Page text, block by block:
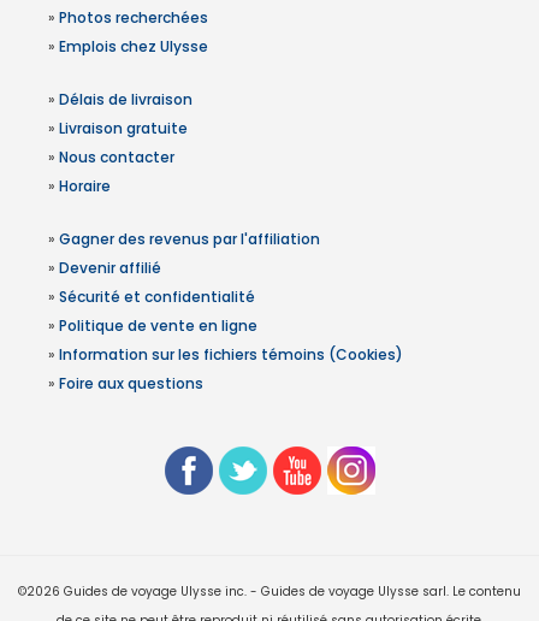
» Photos recherchées
» Emplois chez Ulysse
» Délais de livraison
» Livraison gratuite
» Nous contacter
» Horaire
» Gagner des revenus par l'affiliation
» Devenir affilié
» Sécurité et confidentialité
» Politique de vente en ligne
» Information sur les fichiers témoins (Cookies)
» Foire aux questions
©2026 Guides de voyage Ulysse inc. - Guides de voyage Ulysse sarl. Le contenu